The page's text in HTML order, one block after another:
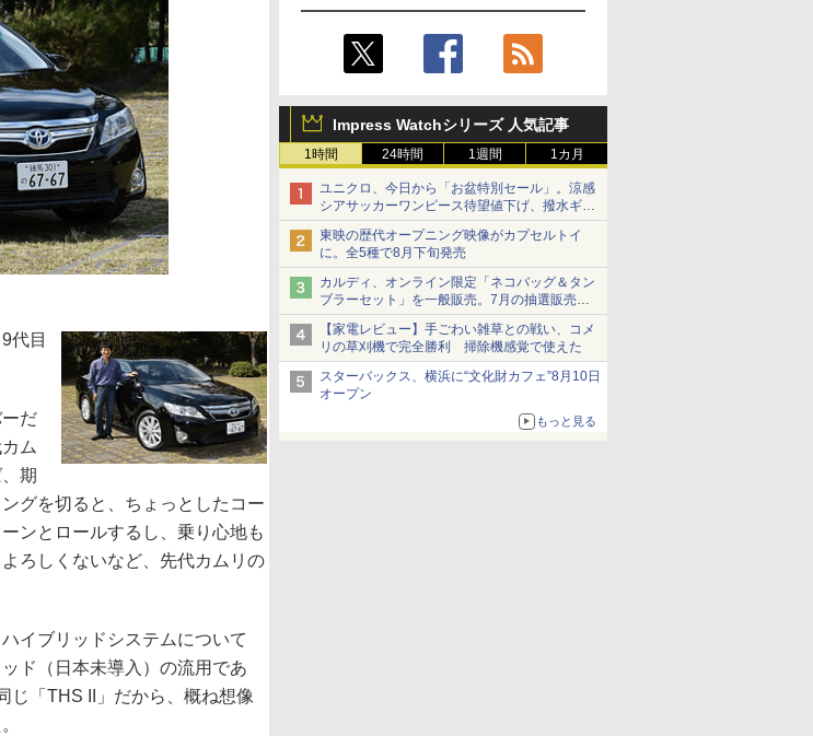
Impress Watchシリーズ 人気記事
1時間 24時間 1週間 1カ月
ユニクロ、今日から「お盆特別セール」。涼感
シアサッカーワンピース待望値下げ、撥水ギア
ショーツは1990円に
東映の歴代オープニング映像がカプセルトイ
に。全5種で8月下旬発売
カルディ、オンライン限定「ネコバッグ＆タン
ブラーセット」を一般販売。7月の抽選販売の
当選無効分
【家電レビュー】手ごわい雑草との戦い、コメ
リの草刈機で完全勝利 掃除機感覚で使えた
スターバックス、横浜に“文化財カフェ”8月10日
オープン
もっと見る
代目
だ
ム
期
グを切ると、ちょっとしたコー
ンとロールするし、乗り心地も
ろしくないなど、先代カムリの
イブリッドシステムについて
ド（日本未導入）の流用であ
じ「THS II」だから、概ね想像